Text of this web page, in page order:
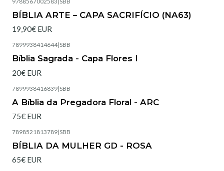
BÍBLIA ARTE – CAPA SACRIFÍCIO (NA63)
19,90€ EUR
7899938414644|SBB
Bíblia Sagrada - Capa Flores I
20€ EUR
7899938416839|SBB
A Bíblia da Pregadora Floral - ARC
75€ EUR
7898521813789|SBB
BÍBLIA DA MULHER GD - ROSA
65€ EUR